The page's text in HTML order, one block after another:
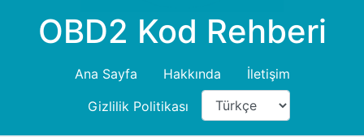
OBD2 Kod Rehberi
Ana Sayfa Hakkında
İletişim
Gizlilik Politikası